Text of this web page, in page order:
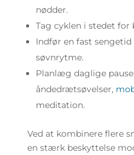
nødder.
Tag cyklen i stedet
Indfør en fast
søvnrytme.
Planlæg daglige
åndedrætsøvelser,
meditation.
Ved at kombinere flere
en stærk beskyttelse